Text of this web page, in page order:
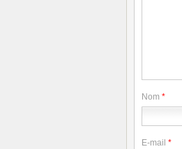
Nom *
E-mail *